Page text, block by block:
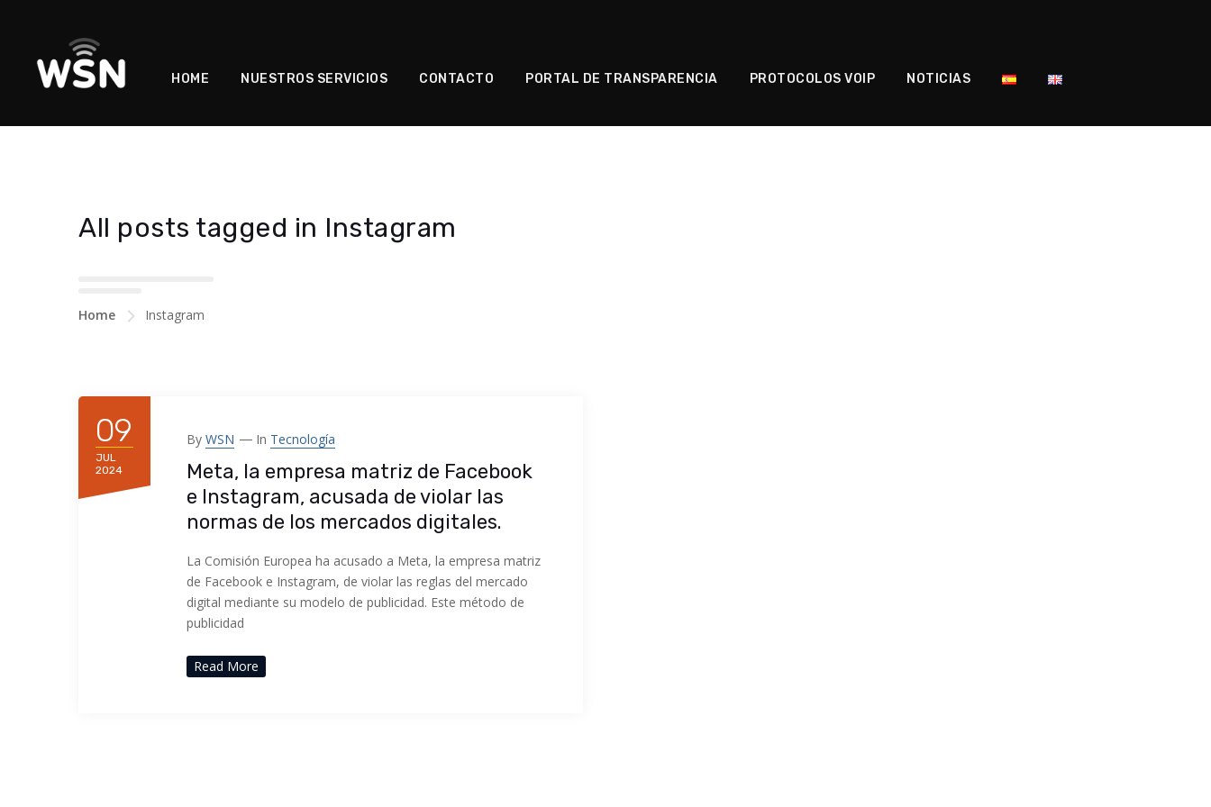
HOME NUESTROS SERVICIOS CONTACTO PORTAL DE TRANSPARENCIA PROTOCOLOS VOIP NOTICIAS
All posts tagged in Instagram
Home Instagram
09
JUL
2024
By WSN In Tecnología
Meta, la empresa matriz de Facebook
e Instagram, acusada de violar las
normas de los mercados digitales.
La Comisión Europea ha acusado a Meta, la empresa matriz
de Facebook e Instagram, de violar las reglas del mercado
digital mediante su modelo de publicidad. Este método de
publicidad
Read More